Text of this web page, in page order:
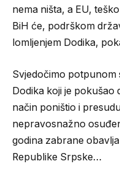
nema ništa, a EU,
BiH će, podrškom
lomljenjem Dodika,
Svjedočimo
Dodika koji je pokušao
način poništio i
nepravosnažno
godina zabrane
Republike Srpske…